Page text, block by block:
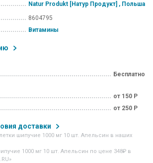
Natur Produkt [Натур Продукт] , Польша
8604795
Витамины
Бесплатно
от 150 Р
от 250 Р
доставки
шипучие 1000 мг 10 шт. Апельсин в наших
1000 мг 10 шт. Апельсин по цене 348₽ в